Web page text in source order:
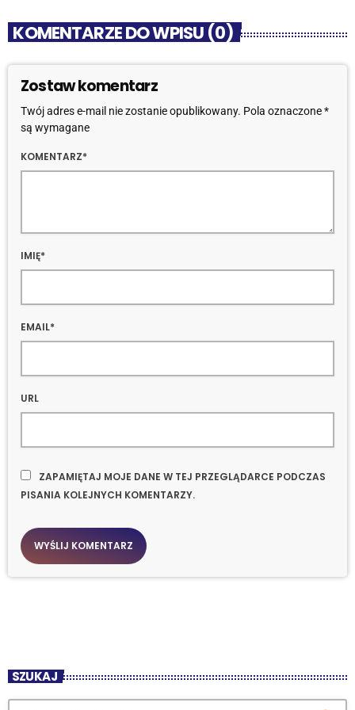
KOMENTARZE DO WPISU (0)
Zostaw komentarz
Twój adres e-mail nie zostanie opublikowany. Pola oznaczone *
są wymagane
KOMENTARZ*
IMIĘ*
EMAIL*
URL
ZAPAMIĘTAJ MOJE DANE W TEJ PRZEGLĄDARCE PODCZAS
PISANIA KOLEJNYCH KOMENTARZY.
SZUKAJ